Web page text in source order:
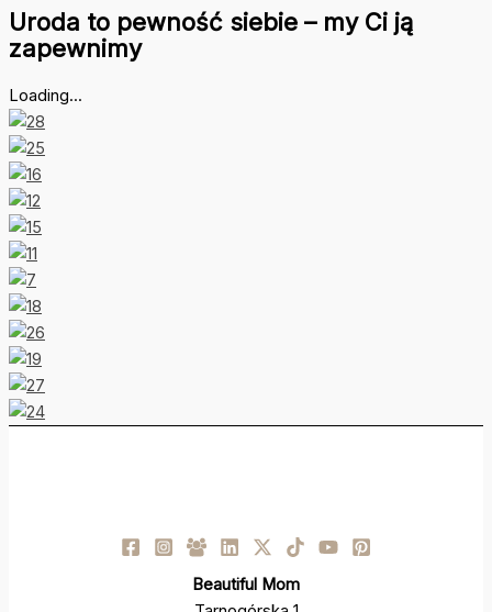
Uroda to pewność siebie – my Ci ją
zapewnimy
Loading...
Beautiful Mom